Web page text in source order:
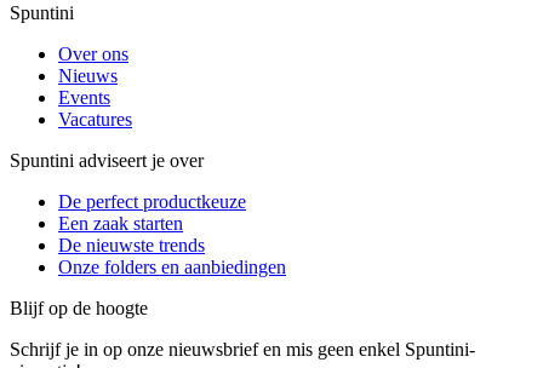
Spuntini
Over ons
Nieuws
Events
Vacatures
Spuntini adviseert je over
De perfect productkeuze
Een zaak starten
De nieuwste trends
Onze folders en aanbiedingen
Blijf op de hoogte
Schrijf je in op onze nieuwsbrief en mis geen enkel Spuntini-